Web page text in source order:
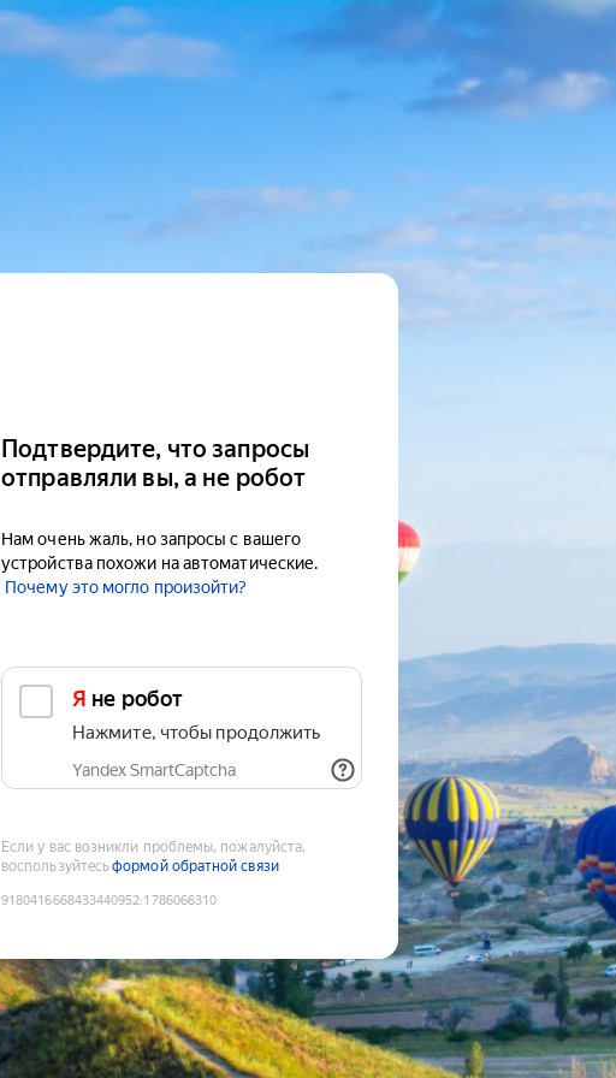
Подтвердите, что запросы
отправляли вы, а не робот
Нам очень жаль, но запросы с вашего
устройства похожи на автоматические.
Почему это могло произойти?
Я не робот
Нажмите, чтобы продолжить
Yandex SmartCaptcha
Если у вас возникли проблемы, пожалуйста,
воспользуйтесьформой обратной связи
9180416668433440952:1786066310